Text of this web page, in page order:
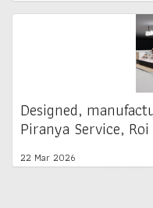
Designed,
Piranya Service,
22 Mar 2026